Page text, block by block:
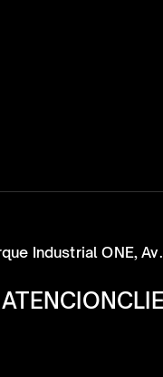
Industrial ONE,